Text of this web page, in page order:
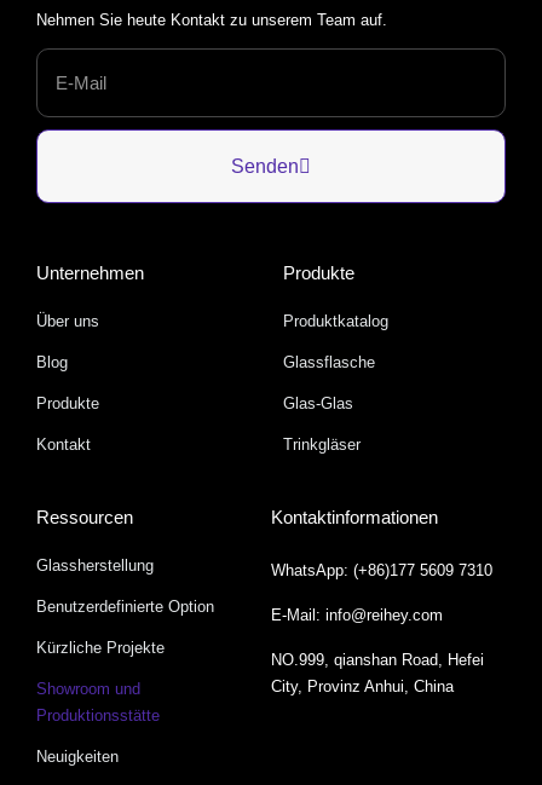
Nehmen Sie heute Kontakt zu unserem Team auf.
Senden
Unternehmen
Über uns
Blog
Produkte
Kontakt
Produkte
Produktkatalog
Glassflasche
Glas-Glas
Trinkgläser
Ressourcen
Glassherstellung
Benutzerdefinierte Option
Kürzliche Projekte
Showroom und
Produktionsstätte
Neuigkeiten
Kontaktinformationen
WhatsApp: (+86)177 5609 7310
E-Mail: info@reihey.com
NO.999, qianshan Road, Hefei
City, Provinz Anhui, China